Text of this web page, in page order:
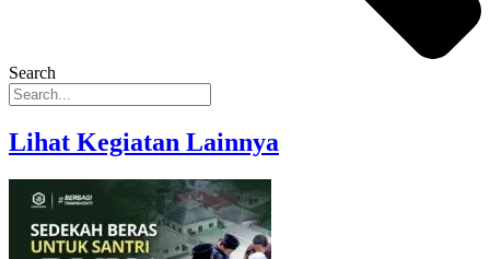
Search
Lihat Kegiatan Lainnya